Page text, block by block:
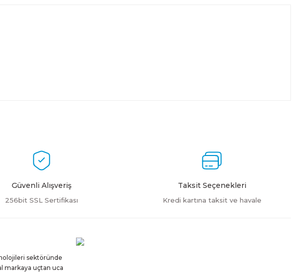
Güvenli Alışveriş
256bit SSL Sertifikası
Taksit Seçenekleri
Kredi kartına taksit ve havale
sektöründe
markaya uçtan uca